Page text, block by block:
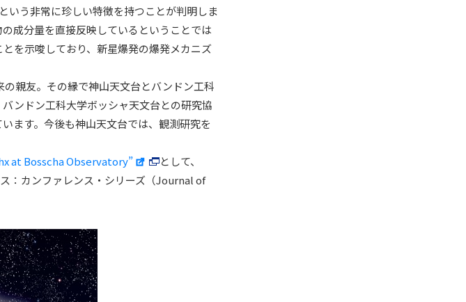
いう非常に珍しい特徴を持つことが判明しま
成分量を直接反映しているということでは
を示唆しており、新星爆発の爆発メカニズ
親友。その縁で神山天文台とバンドン工科
ンドン工科大学ボッシャ天文台との研究協
ます。今後も神山天文台では、観測研究を
at Bosscha Observatory”
として、
：カンファレンス・シリーズ（Journal of